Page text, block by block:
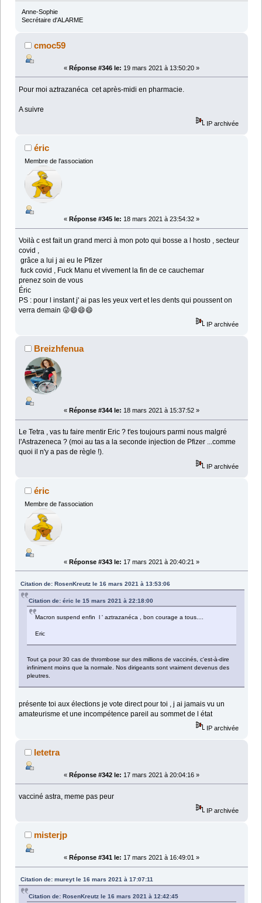
Anne-Sophie
Secrétaire d'ALARME
cmoc59
« Réponse #346 le: 19 mars 2021 à 13:50:20 »
Pour moi aztrazanéca cet après-midi en pharmacie.
A suivre
IP archivée
éric
Membre de l'association
« Réponse #345 le: 18 mars 2021 à 23:54:32 »
Voilà c est fait un grand merci à mon poto qui bosse a l hosto , secteur
covid ,
grâce a lui j ai eu le Pfizer
fuck covid , Fuck Manu et vivement la fin de ce cauchemar
prenez soin de vous
Éric
PS : pour l instant j' ai pas les yeux vert et les dents qui poussent on
verra demain 😜😄😄😄
IP archivée
Breizhfenua
« Réponse #344 le: 18 mars 2021 à 15:37:52 »
Le Tetra , vas tu faire mentir Eric ? t'es toujours parmi nous malgré
l'Astrazeneca ? (moi au tas a la seconde injection de Pfizer ...comme
quoi il n'y a pas de règle !).
IP archivée
éric
Membre de l'association
« Réponse #343 le: 17 mars 2021 à 20:40:21 »
Citation de: RosenKreutz le 16 mars 2021 à 13:53:06
Citation de: éric le 15 mars 2021 à 22:18:00
Macron suspend enfin l ' aztrazanéca , bon courage a tous....
Eric
Tout ça pour 30 cas de thrombose sur des millions de vaccinés, c'est-à-dire
infiniment moins que la normale. Nos dirigeants sont vraiment devenus des
pleutres.
présente toi aux élections je vote direct pour toi , j ai jamais vu un
amateurisme et une incompétence pareil au sommet de l état
IP archivée
letetra
« Réponse #342 le: 17 mars 2021 à 20:04:16 »
vacciné astra, meme pas peur
IP archivée
misterjp
« Réponse #341 le: 17 mars 2021 à 16:49:01 »
Citation de: mureyt le 16 mars 2021 à 17:07:11
Citation de: RosenKreutz le 16 mars 2021 à 12:42:45